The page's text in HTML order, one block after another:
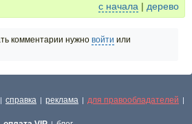
с начала | дерево
комментарии нужно войти или
| справка | реклама | для правообладателей |